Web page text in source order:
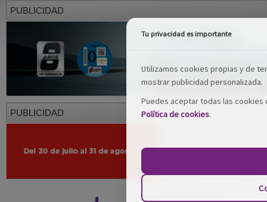
PUBLICIDAD
PUBLICIDAD
Tu privacidad es importante
Utilizamos cookies propias y de
mostrar publicidad personalizada.
Puedes aceptar todas las
Política de cookies.